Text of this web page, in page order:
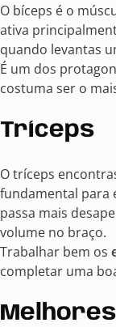
O bíceps é o
ativa
quando levantas
É um dos
costuma ser o
Tríceps
O tríceps
fundamental para
passa mais
volume no braço.
Trabalhar bem os
completar uma